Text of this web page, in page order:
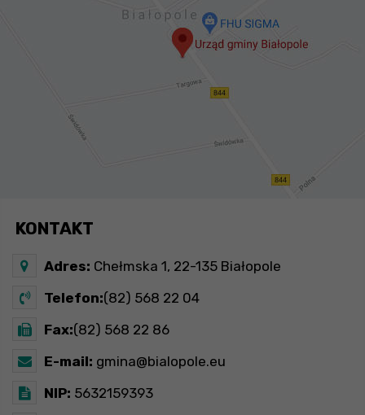
KONTAKT
Adres: Chełmska 1, 22-135 Białopole
Telefon:(82) 568 22 04
Fax:(82) 568 22 86
E-mail: gmina@bialopole.eu
NIP: 5632159393